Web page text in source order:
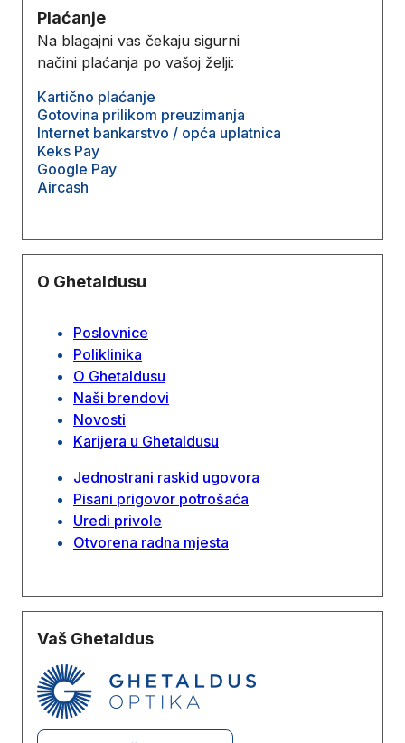
Plaćanje
Na blagajni vas čekaju sigurni
načini plaćanja po vašoj želji:
Kartično plaćanje
Gotovina prilikom preuzimanja
Internet bankarstvo / opća uplatnica
Keks Pay
Google Pay
Aircash
O Ghetaldusu
Poslovnice
Poliklinika
O Ghetaldusu
Naši brendovi
Novosti
Karijera u Ghetaldusu
Jednostrani raskid ugovora
Pisani prigovor potrošaća
Uredi privole
Otvorena radna mjesta
Vaš Ghetaldus